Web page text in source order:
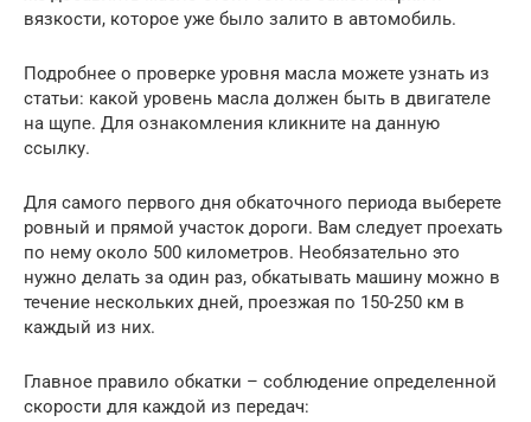
вязкости, которое уже было залито в автомобиль.
Подробнее о проверке уровня масла можете узнать из
статьи: какой уровень масла должен быть в двигателе
на щупе. Для ознакомления кликните на данную
ссылку.
Для самого первого дня обкаточного периода выберете
ровный и прямой участок дороги. Вам следует проехать
по нему около 500 километров. Необязательно это
нужно делать за один раз, обкатывать машину можно в
течение нескольких дней, проезжая по 150-250 км в
каждый из них.
Главное правило обкатки – соблюдение определенной
скорости для каждой из передач: